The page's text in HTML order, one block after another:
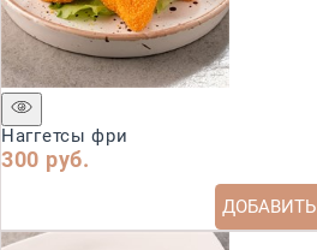
Наггетсы фри
300 руб.
ДОБАВИТЬ